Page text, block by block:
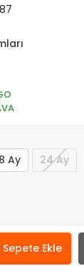
Ay
24 Ay
Sepete Ekle